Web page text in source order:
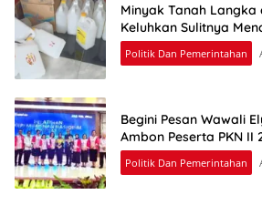
Minyak Tanah Langka
Keluhkan Sulitnya
Politik Dan Pemerintahan
Begini Pesan Wawali
Ambon Peserta PKN II
Politik Dan Pemerintahan